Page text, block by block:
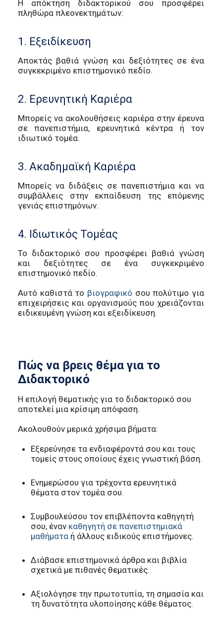
Η απόκτηση διδακτορικού σου προσφέρει
πληθώρα πλεονεκτημάτων:
1. Εξειδίκευση
Αποκτάς βαθιά γνώση και δεξιότητες σε ένα
συγκεκριμένο επιστημονικό πεδίο.
2. Ερευνητική Καριέρα
Μπορείς να ακολουθήσεις καριέρα στην έρευνα
σε πανεπιστήμια, ερευνητικά κέντρα ή τον
ιδιωτικό τομέα.
3. Ακαδημαϊκή Καριέρα
Μπορείς να διδάξεις σε πανεπιστήμια και να
συμβάλλεις στην εκπαίδευση της επόμενης
γενιάς επιστημόνων.
4. Ιδιωτικός Τομέας
Το διδακτορικό σου προσφέρει βαθιά γνώση
και δεξιότητες σε ένα συγκεκριμένο
επιστημονικό πεδίο.
Αυτό καθιστά το βιογραφικό σου πολύτιμο για
επιχειρήσεις και οργανισμούς που χρειάζονται
ειδικευμένη γνώση και εξειδίκευση.
Πώς να βρεις θέμα για το
Διδακτορικό
Η επιλογή θεματικής για το διδακτορικό σου
αποτελεί μια κρίσιμη απόφαση.
Ακολουθούν μερικά χρήσιμα βήματα:
Εξερεύνησε τα ενδιαφέροντά σου και τους
τομείς στους οποίους έχεις γνωστική βάση.
Ενημερώσου για τρέχοντα ερευνητικά
θέματα στον τομέα σου.
Συμβουλεύσου τον επιβλέποντα καθηγητή
σου, έναν καθηγητή σε πανεπιστημιακά
μαθήματα ή άλλους ειδικούς επιστήμονες.
Διάβασε επιστημονικά άρθρα και βιβλία
σχετικά με πιθανές θεματικές.
Αξιολόγησε την πρωτοτυπία, τη σημασία και
τη δυνατότητα υλοποίησης κάθε θέματος.